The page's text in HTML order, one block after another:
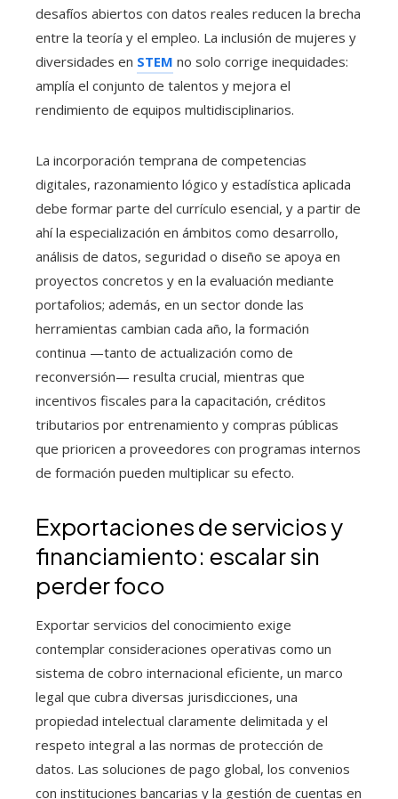
desafíos abiertos con datos reales reducen la brecha
entre la teoría y el empleo. La inclusión de mujeres y
diversidades en STEM no solo corrige inequidades:
amplía el conjunto de talentos y mejora el
rendimiento de equipos multidisciplinarios.
La incorporación temprana de competencias
digitales, razonamiento lógico y estadística aplicada
debe formar parte del currículo esencial, y a partir de
ahí la especialización en ámbitos como desarrollo,
análisis de datos, seguridad o diseño se apoya en
proyectos concretos y en la evaluación mediante
portafolios; además, en un sector donde las
herramientas cambian cada año, la formación
continua —tanto de actualización como de
reconversión— resulta crucial, mientras que
incentivos fiscales para la capacitación, créditos
tributarios por entrenamiento y compras públicas
que prioricen a proveedores con programas internos
de formación pueden multiplicar su efecto.
Exportaciones de servicios y
financiamiento: escalar sin
perder foco
Exportar servicios del conocimiento exige
contemplar consideraciones operativas como un
sistema de cobro internacional eficiente, un marco
legal que cubra diversas jurisdicciones, una
propiedad intelectual claramente delimitada y el
respeto integral a las normas de protección de
datos. Las soluciones de pago global, los convenios
con instituciones bancarias y la gestión de cuentas en